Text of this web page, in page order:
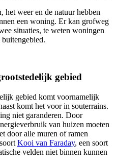
het weer en de natuur hebben
een woning. Er kan grofweg
situaties, te weten woningen
gebied
gebied komt voornamelijk
komt het voor in souterrains.
niet garanderen. Door
van huizen moeten
door alle muren of ramen
Kooi van Faraday, een soort
velden niet binnen kunnen